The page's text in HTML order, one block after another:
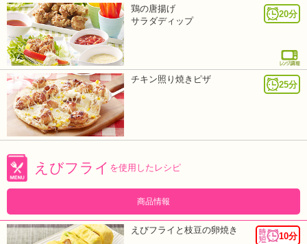
20分
鶏の唐揚げ
サラダディップ
25分
チキン照り焼きピザ
えびフライ を使用したレシピ
商品情報
10分
えびフライと枝豆の卵焼き